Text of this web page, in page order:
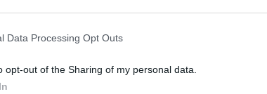
Data Processing Opt Outs
opt-out of the Sharing of my personal data.
της, «η ενεργός ανάμειξη του
χρηματιστηρίου στον κόσμο,